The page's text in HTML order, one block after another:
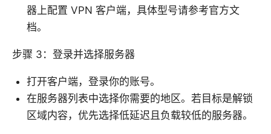
器上配置 VPN 客户端，具体型号请参考官方文
档。
步骤 3：登录并选择服务器
打开客户端，登录你的账号。
在服务器列表中选择你需要的地区。若目标是解锁
区域内容，优先选择低延迟且负载较低的服务器。